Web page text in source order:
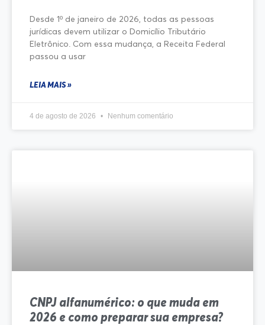
Desde 1º de janeiro de 2026, todas as pessoas
jurídicas devem utilizar o Domicílio Tributário
Eletrônico. Com essa mudança, a Receita Federal
passou a usar
LEIA MAIS »
4 de agosto de 2026 Nenhum comentário
CNPJ alfanumérico: o que muda em
2026 e como preparar sua empresa?